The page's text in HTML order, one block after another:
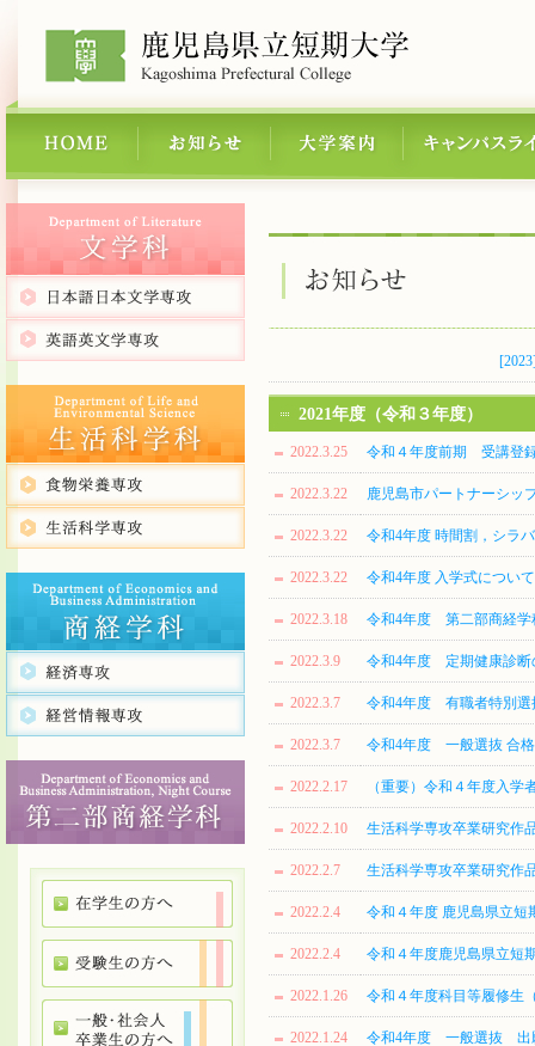
2021年度（令和３年度）
2022.3.25 令和４年度前期 受講登
2022.3.22 鹿児島市パートナーシッ
2022.3.22 令和4年度 時間割，シラ
2022.3.22 令和4年度 入学式について
2022.3.18 令和4年度 第二部商経学
2022.3.9 令和4年度 定期健康診断
2022.3.7 令和4年度 有職者特別選
2022.3.7 令和4年度 一般選抜 合
2022.2.17 （重要）令和４年度入
2022.2.10 生活科学専攻卒業研究作
2022.2.7 生活科学専攻卒業研究作
2022.2.4 令和４年度 鹿児島県立短
2022.2.4 令和４年度鹿児島県立短
2022.1.26 令和４年度科目等履修生
2022.1.24 令和4年度 一般選抜 出